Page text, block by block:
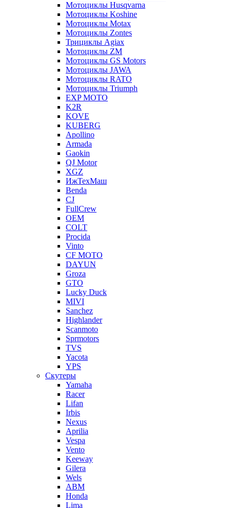
Мотоциклы Husqvarna
Мотоциклы Koshine
Мотоциклы Motax
Мотоциклы Zontes
Трициклы Agiax
Мотоциклы ZM
Мотоциклы GS Motors
Мотоциклы JAWA
Мотоциклы RATO
Мотоциклы Triumph
EXP MOTO
K2R
KOVE
KUBERG
Apollino
Armada
Gaokin
QJ Motor
XGZ
ИжТехМаш
Benda
CJ
FullCrew
OEM
COLT
Procida
Vinto
CF MOTO
DAYUN
Groza
GTO
Lucky Duck
MIVI
Sanchez
Highlander
Scanmoto
Sprmotors
TVS
Yacota
YPS
Скутеры
Yamaha
Racer
Lifan
Irbis
Nexus
Aprilia
Vespa
Vento
Keeway
Gilera
Wels
ABM
Honda
Lima